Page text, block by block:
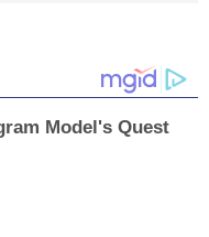
Model's Quest